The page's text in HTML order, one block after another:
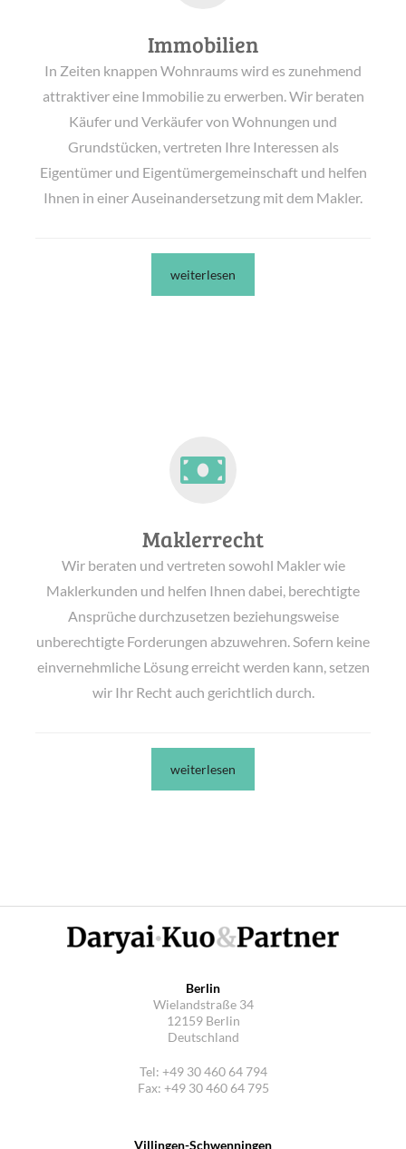
Immobilien
In Zeiten knappen Wohnraums wird es zunehmend
attraktiver eine Immobilie zu erwerben. Wir beraten
Käufer und Verkäufer von Wohnungen und
Grundstücken, vertreten Ihre Interessen als
Eigentümer und Eigentümergemeinschaft und helfen
Ihnen in einer Auseinandersetzung mit dem Makler.
weiterlesen
Maklerrecht
Wir beraten und vertreten sowohl Makler wie
Maklerkunden und helfen Ihnen dabei, berechtigte
Ansprüche durchzusetzen beziehungsweise
unberechtigte Forderungen abzuwehren. Sofern keine
einvernehmliche Lösung erreicht werden kann, setzen
wir Ihr Recht auch gerichtlich durch.
weiterlesen
Berlin
Wielandstraße 34
12159 Berlin
Deutschland
Tel: +49 30 460 64 794
Fax: +49 30 460 64 795
Villingen-Schwenningen